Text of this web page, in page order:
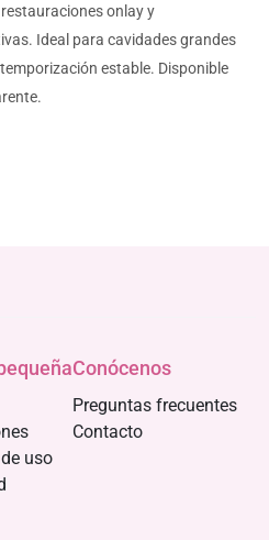
onlay y
Ideal para cavidades grandes
estable. Disponible
uso
Conócenos
Preguntas frecuentes
Contacto